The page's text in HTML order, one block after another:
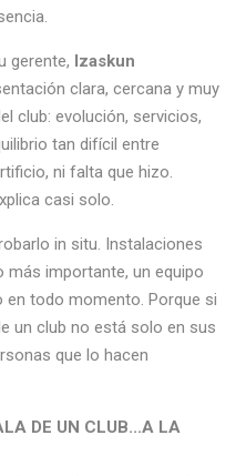
gerente, Izaskun
clara, cercana y muy
club: evolución, servicios,
tan difícil entre
ni falta que hizo.
casi solo.
in situ. Instalaciones
más importante, un equipo
en todo momento. Porque si
un club no está solo en sus
que lo hacen
DE UN CLUB...A LA